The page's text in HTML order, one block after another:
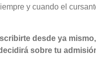
y cuando el
desde ya
sobre tu